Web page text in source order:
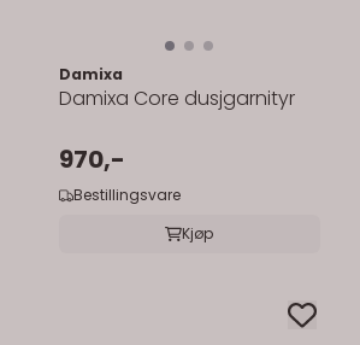
Damixa
Damixa Core dusjgarnityr
970,-
Bestillingsvare
Kjøp